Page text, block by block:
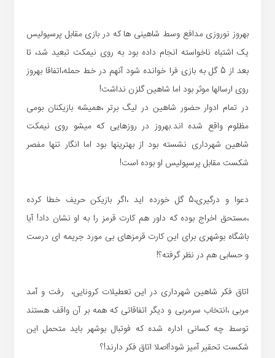
بهروز نوروزی مدافع وسط شاهینی ها که در بازی مقابل پرسپولیس
یک اشتباه ناخواسته انجام داده بود به روی نیمکت تبعید شد، تا
بعد از 5 گل به بازی فرا خوانده شود آنهم در خط حمله،اتفاقا بهروز
روی ارسالها موثر بود اما شاهین گلزن نداشت!
در تمام ادوار حضور شاهین در لیگ برتر ،همیشه بازیکنان بومی
مظلوم واقع شده اند.بهروز در روزهایی که میشو روی نیمکت
شاهین شهرداری نشسته بود از بهترینها بود اما انگار تنها مفصر
شکست مقابل پرسپولیس او بوده است!
دعوا و درگیری،5 گل خورده اید ،اگر بازیکن حریف خطا کرده
،مستحق اخراج بوده که داور هم کارت قرمز را به او نشان داد! آیا
باشگاه بوشهری برای این کارت قرمزهای بی مورد جریمه ای درست
و حسابی هم در نظر گرفته؟!
اتاق فکر شاهین شهرداری در این تعطیلات کرونایی، رفت و آمد
مربی ،انتخاب سرمربی و دیگر اتفاقاتی که همه بر آن واقف هستند
توسط چه کسانی اداره شده که فوتبال بوشهر باید متحمل این
شکست تحقیر آمیز شود!اصلا اتاق فکر دارند!؟